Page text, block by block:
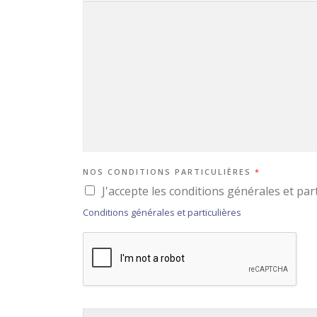
NOS CONDITIONS PARTICULIÈRES *
J'accepte les conditions générales et
Conditions générales et particulières